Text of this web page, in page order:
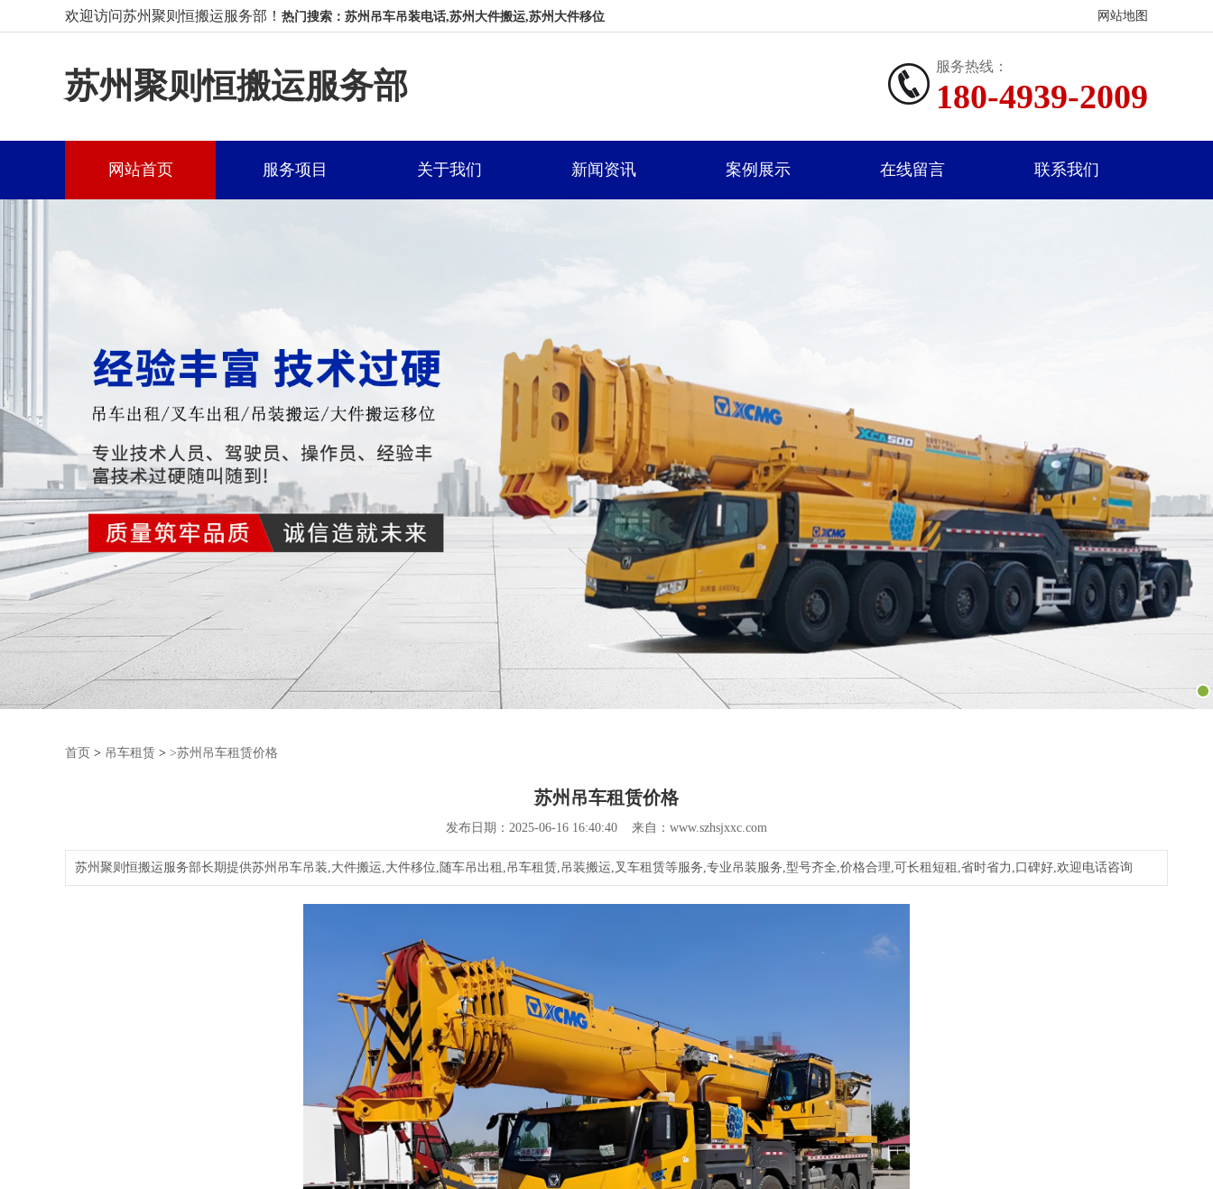
欢迎访问苏州聚则恒搬运服务部！ 热门搜索：苏州吊车吊装电话,苏州大件搬运,苏州大件移位 网站地图
苏州聚则恒搬运服务部
服务热线：
180-4939-2009
网站首页 服务项目 关于我们 新闻资讯 案例展示 在线留言 联系我们
首页 > 吊车租赁 > >苏州吊车租赁价格
苏州吊车租赁价格
发布日期：2025-06-16 16:40:40 来自：www.szhsjxxc.com
苏州聚则恒搬运服务部长期提供苏州吊车吊装,大件搬运,大件移位,随车吊出租,吊车租赁,吊装搬运,叉车租赁等服务,专业吊装服务,型号齐全,价格合理,可长租短租,省时省力,口碑好,欢迎电话咨询